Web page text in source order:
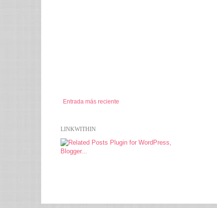
Entrada más reciente
LINKWITHIN